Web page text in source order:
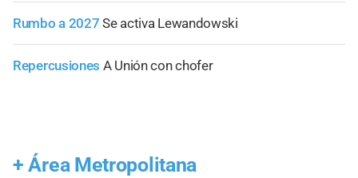
Rumbo a 2027 Se activa Lewandowski
Repercusiones A Unión con chofer
+ Área Metropolitana